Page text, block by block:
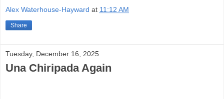
Alex Waterhouse-Hayward at 11:12 AM
Share
Tuesday, December 16, 2025
Una Chiripada Again